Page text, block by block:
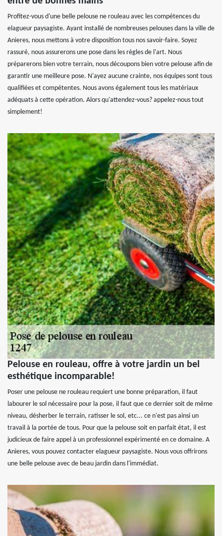
Profitez-vous d'une belle pelouse ne rouleau avec les compétences du
elagueur paysagiste. Ayant installé de nombreuses pelouses dans la ville de
Anieres, nous mettons à votre disposition tous nos savoir-faire. Soyez
rassuré, nous assurerons une pose dans les règles de l'art. Nous
préparerons bien votre terrain, nous découpons bien votre pelouse afin de
garantir une meilleure pose. N'ayez aucune crainte, nos équipes sont tous
qualifiées et compétentes. Nous avons également tous les matériaux
adéquats à cette opération. Alors qu'attendez-vous? appelez-nous tout
simplement!
Pelouse en rouleau, offre à votre jardin un bel
esthétique incomparable!
Poser une pelouse ne rouleau requiert une bonne préparation, il faut
labourer le sol nécessaire pour la pose, il faut que ce dernier soit de même
niveau, désherber le terrain, ratisser le sol, etc... ce n'est pas ainsi un
travail à la portée de tous. Pour que la pelouse soit en parfait état, il est
judicieux de faire appel à un professionnel expérimenté en ce domaine. A
Anieres, vous pouvez contacter elagueur paysagiste. Nous vous offrirons
une belle pelouse avec de beau jardin dans l'immédiat.